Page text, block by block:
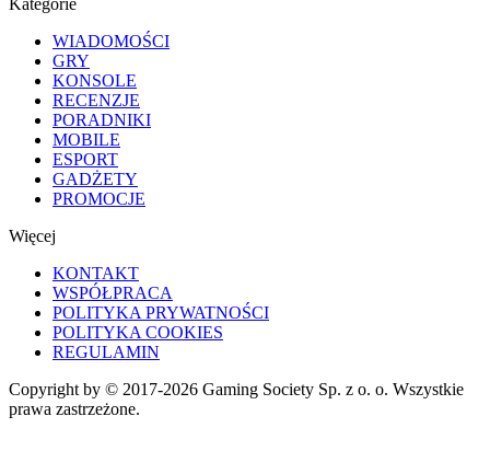
Kategorie
WIADOMOŚCI
GRY
KONSOLE
RECENZJE
PORADNIKI
MOBILE
ESPORT
GADŻETY
PROMOCJE
Więcej
KONTAKT
WSPÓŁPRACA
POLITYKA PRYWATNOŚCI
POLITYKA COOKIES
REGULAMIN
Copyright by © 2017-2026 Gaming Society Sp. z o. o. Wszystkie
prawa zastrzeżone.